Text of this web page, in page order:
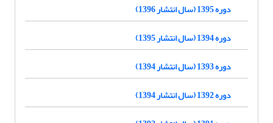
دوره 1395 (سال انتشار 1396)
دوره 1394 (سال انتشار 1395)
دوره 1393 (سال انتشار 1394)
دوره 1392 (سال انتشار 1394)